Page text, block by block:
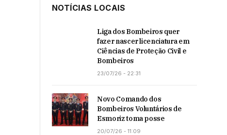
NOTÍCIAS LOCAIS
Liga dos Bombeiros quer
fazer nascer licenciatura em
Ciências de Proteção Civil e
Bombeiros
23/07/26 - 22:31
Novo Comando dos
Bombeiros Voluntários de
Esmoriz toma posse
20/07/26 - 11:09